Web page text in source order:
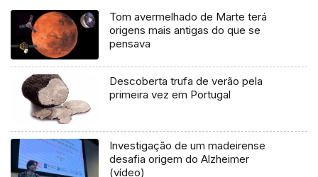
Tom avermelhado de Marte terá
origens mais antigas do que se
pensava
Descoberta trufa de verão pela
primeira vez em Portugal
Investigação de um madeirense
desafia origem do Alzheimer
(vídeo)